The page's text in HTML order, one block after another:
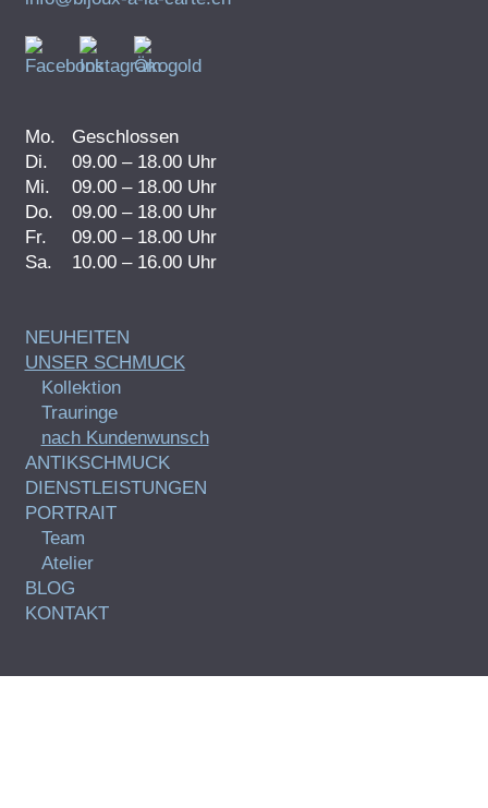
Mo.
Geschlossen
Di.
09.00 – 18.00 Uhr
Mi.
09.00 – 18.00 Uhr
Do.
09.00 – 18.00 Uhr
Fr.
09.00 – 18.00 Uhr
Sa.
10.00 – 16.00 Uhr
NEUHEITEN
UNSER SCHMUCK
Kollektion
Trauringe
nach Kundenwunsch
ANTIKSCHMUCK
DIENSTLEISTUNGEN
PORTRAIT
Team
Atelier
BLOG
KONTAKT